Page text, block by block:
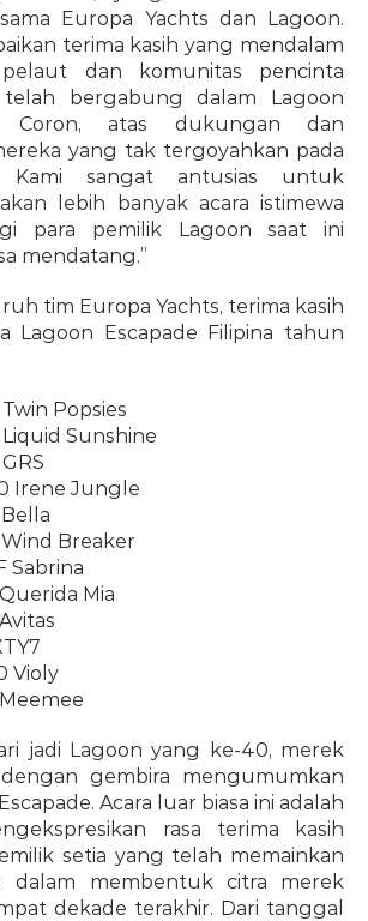
Europa Yachts dan Lagoon.
terima kasih yang mendalam
dan komunitas pencinta
bergabung dalam Lagoon
Coron, atas dukungan dan
yang tak tergoyahkan pada
Kami sangat antusias untuk
lebih banyak acara istimewa
para pemilik Lagoon saat ini
mendatang.”
tim Europa Yachts, terima kasih
Lagoon Escapade Filipina tahun
Popsies
Sunshine
Irene Jungle
Breaker
Sabrina
Mia
Violy
jadi Lagoon yang ke-40, merek
gembira mengumumkan
Acara luar biasa ini adalah
rasa terima kasih
setia yang telah memainkan
dalam membentuk citra merek
dekade terakhir. Dari tanggal